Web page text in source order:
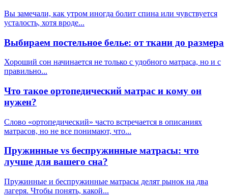
Вы замечали, как утром иногда болит спина или чувствуется
усталость, хотя вроде...
Выбираем постельное белье: от ткани до размера
Хороший сон начинается не только с удобного матраса, но и с
правильно...
Что такое ортопедический матрас и кому он
нужен?
Слово «ортопедический» часто встречается в описаниях
матрасов, но не все понимают, что...
Пружинные vs беспружинные матрасы: что
лучше для вашего сна?
Пружинные и беспружинные матрасы делят рынок на два
лагеря. Чтобы понять, какой...